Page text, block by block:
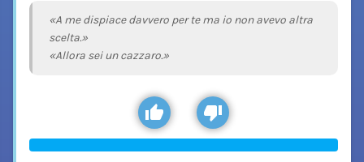
«A me dispiace davvero per te ma io non avevo altra
scelta.»
«Allora sei un cazzaro.»